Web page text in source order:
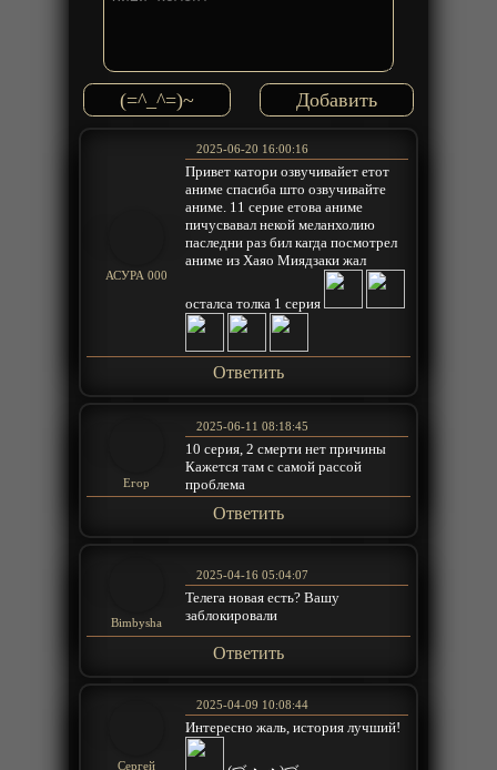
(=^_^=)~
АСУРА 000
2025-06-20 16:00:16
Привет катори озвучивайет етот
аниме спасиба што озвучивайте
аниме. 11 серие етова аниме
пичусвавал некой меланхолию
паследни раз бил кагда посмотрел
аниме из Хаяо Миядзаки жал
осталса толка 1 серия
Ответить
Егор
2025-06-11 08:18:45
10 серия, 2 смерти нет причины
Кажется там с самой рассой
проблема
Ответить
Bimbysha
2025-04-16 05:04:07
Телега новая есть? Вашу
заблокировали
Ответить
Сергей
2025-04-09 10:08:44
Интересно жаль, история лучший!